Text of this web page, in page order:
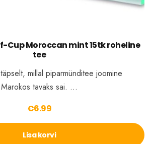
Cup Moroccan mint 15tk roheline
tee
millal piparmünditee joomine
Marokos tavaks sai. …
€6.99
Lisa korvi